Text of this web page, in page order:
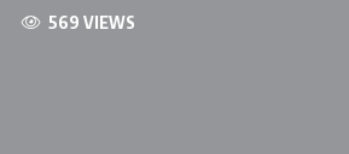
569 VIEWS